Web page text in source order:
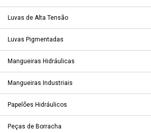
Luvas de Alta Tensão
Luvas Pigmentadas
Mangueiras Hidráulicas
Mangueiras Industriais
Papelões Hidráulicos
Peças de Borracha